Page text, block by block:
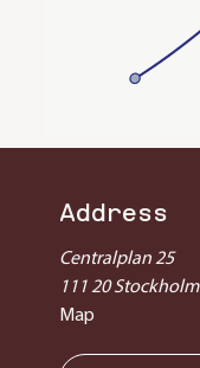
Address
Centralplan 25
111 20 Stockholm
Map